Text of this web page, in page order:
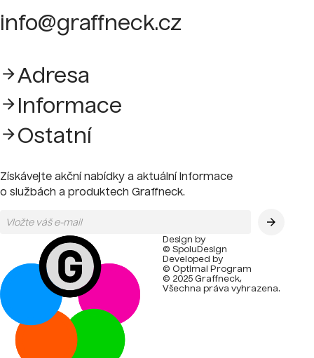
info@graffneck.cz
Adresa
Informace
Ostatní
Získávejte akční nabídky a aktuální informace
o službách a produktech Graffneck.
Design by
© SpoluDesign
Developed by
© Optimal Program
© 2025 Graffneck,
Všechna práva vyhrazena.